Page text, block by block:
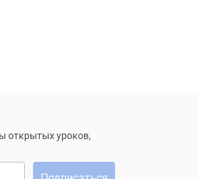
открытых уроков,